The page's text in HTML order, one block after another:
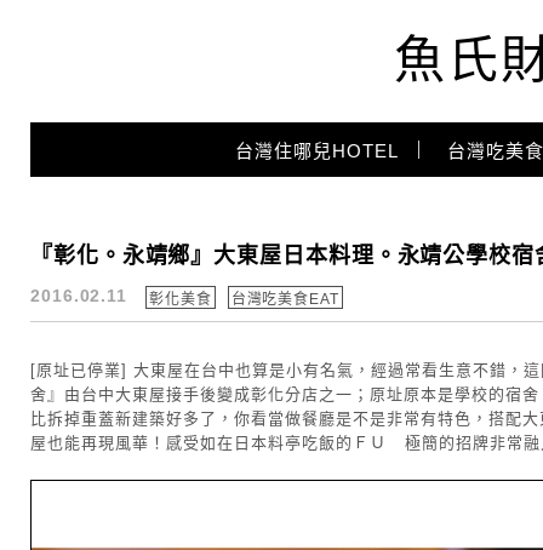
魚氏
台灣住哪兒HOTEL 台灣吃美
yummy
『彰化。永靖鄉』大東屋日本料理。永靖公學校
2016.02.11 彰化美食 台灣吃美食EAT
[原址已停業] 大東屋在台中也算是小有名氣，經過常看生意不錯，
舍』由台中大東屋接手後變成彰化分店之一；原址原本是學校的宿
比拆掉重蓋新建築好多了，你看當做餐廳是不是非常有特色，搭配
屋也能再現風華！感受如在日本料亭吃飯的ＦＵ 極簡的招牌非常